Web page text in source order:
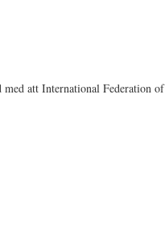
med att International Federation of